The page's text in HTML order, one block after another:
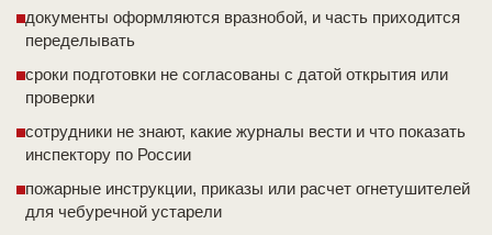
документы оформляются вразнобой, и часть приходится
переделывать
сроки подготовки не согласованы с датой открытия или
проверки
сотрудники не знают, какие журналы вести и что показать
инспектору по России
пожарные инструкции, приказы или расчет огнетушителей
для чебуречной устарели